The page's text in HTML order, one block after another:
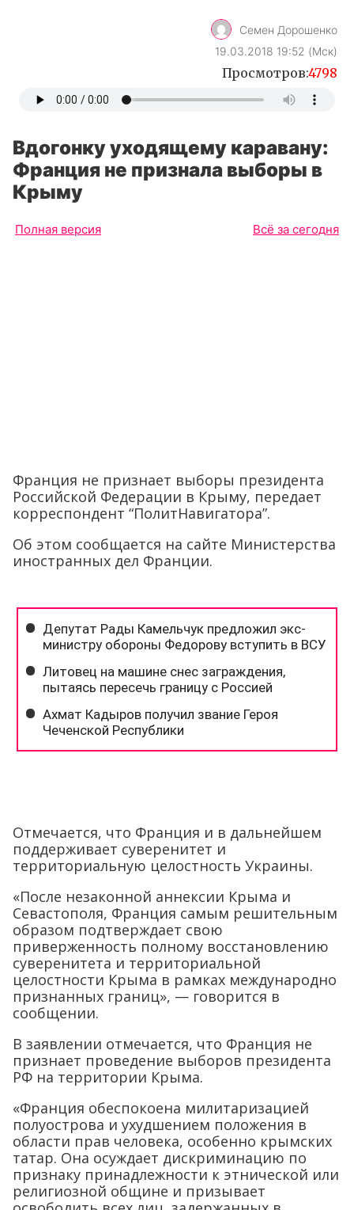
Вдогонку уходящему каравану:
Франция не признала выборы в
Полная версия Всё за сегодня
иностранных дел Франции.
Отмечается, что Франция и в дальнейшем
Севастополя, Франция самым решительным
образом подтверждает свою
приверженность полному восстановлению
суверенитета и территориальной
целостности Крыма в рамках международно
признанных границ», — говорится в
сообщении.
В заявлении отмечается, что Франция не
признает проведение выборов президента
РФ на территории Крыма.
полуострова и ухудшением положения в
области прав человека, особенно крымских
татар. Она осуждает дискриминацию по
признаку принадлежности к этнической или
религиозной общине и призывает
освободить всех лиц, задержанных в
нарушение международного права. Франция
также призывает к сохранению и защите
исторического и культурного наследия
Крыма», — подчеркивается в заявлении.